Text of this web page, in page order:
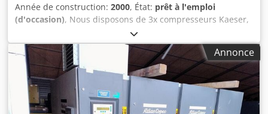
Année de construction: 2000, État: prêt à l'emploi
(d'occasion), Nous disposons de 3x compresseurs Kaeser,
2x compresseurs Atlas Copco et 3x sécheurs frigorifiques
Kaeser. 1) Compresseur Kaeser CS 75, année de
construction : 1992, pression de service : 10bar, heures de
service : 38265h. 2) Compresseur Kaeser AS 44, année de
construction : 1999, pression de service : 8,5bar, heures de
service : 41564h. 3) Compresseur Kaeser BS 60, année de
construction : 1983, pression de service : 7,5bar, heures de
Annonce